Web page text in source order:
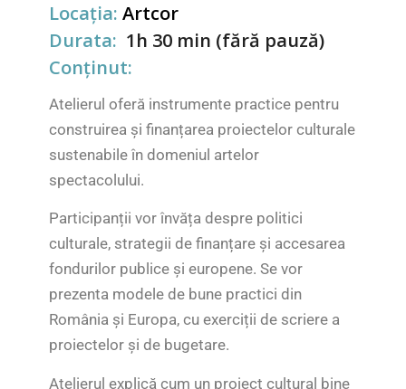
Locația: Artcor
Durata: 1h 30 min (fără pauză)
Conținut:
Atelierul oferă instrumente practice pentru
construirea și finanțarea proiectelor culturale
sustenabile în domeniul artelor
spectacolului.
Participanții vor învăța despre politici
culturale, strategii de finanțare și accesarea
fondurilor publice și europene. Se vor
prezenta modele de bune practici din
România și Europa, cu exerciții de scriere a
proiectelor și de bugetare.
Atelierul explică cum un proiect cultural bine